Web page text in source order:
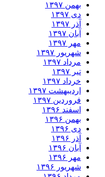
بهمن ۱۳۹۷
دی ۱۳۹۷
آذر ۱۳۹۷
آبان ۱۳۹۷
مهر ۱۳۹۷
شهریور ۱۳۹۷
مرداد ۱۳۹۷
تیر ۱۳۹۷
خرداد ۱۳۹۷
اردیبهشت ۱۳۹۷
فروردین ۱۳۹۷
اسفند ۱۳۹۶
بهمن ۱۳۹۶
دی ۱۳۹۶
آذر ۱۳۹۶
آبان ۱۳۹۶
مهر ۱۳۹۶
شهریور ۱۳۹۶